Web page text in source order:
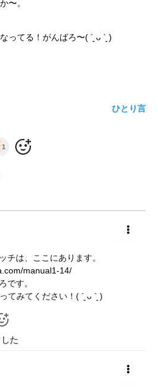
〜。
ってる！がんばろ〜( ´͈ ᴗ `͈ )
ひとり言
1
チは、ここにあります。
manual1-14/
です。
てみてください！( ´͈ ᴗ `͈ )
た